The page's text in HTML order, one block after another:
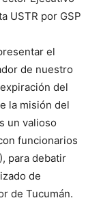
USTR por GSP
el
de nuestro
del
la misión del
un valioso
funcionarios
para debatir
de
de Tucumán.